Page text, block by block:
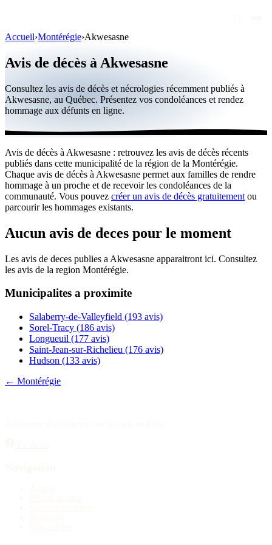
Personnalités publiques
Québec
Canada
International
Par région
Par ville
Maisons funéraires
Éternea
Accueil›Montérégie›Akwesasne
Avis de décès à Akwesasne
Consultez les avis de décès et nécrologies récemment publiés à
Akwesasne, au Québec. Présentez vos condoléances et rendez
hommage aux défunts en ligne.
Avis de décès à Akwesasne : retrouvez les avis de décès récents
publiés dans cette municipalité de la région de la Montérégie.
Chaque avis de décès à Akwesasne permet aux familles de rendre
hommage à un proche et de recevoir les condoléances de la
communauté. Vous pouvez créer un avis de décès gratuitement ou
parcourir les hommages existants.
Aucun avis de deces pour le moment
Les avis de deces publies a Akwesasne apparaitront ici. Consultez
les avis de la region Montérégie.
Municipalites a proximite
Salaberry-de-Valleyfield (193 avis)
Sorel-Tracy (186 avis)
Longueuil (177 avis)
Saint-Jean-sur-Richelieu (176 avis)
Hudson (133 avis)
← Montérégie